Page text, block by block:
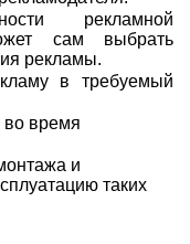
рекламной
сам выбрать
рекламы.
в требуемый
время
и
таких